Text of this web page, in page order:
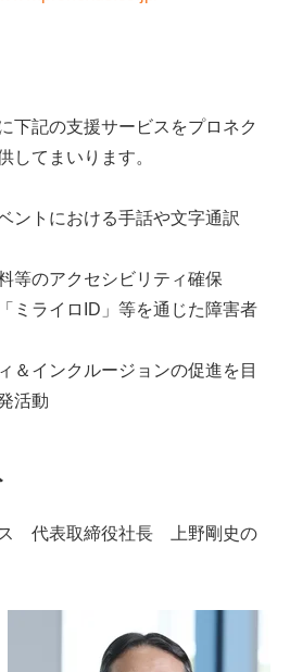
下記の支援サービスをプロネク
してまいります。
ントにおける手話や文字通訳
等のアクセシビリティ確保
ミライロID」等を通じた障害者
＆インクルージョンの促進を目
活動
ス 代表取締役社長 上野剛史の